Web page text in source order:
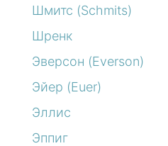
Шмитс (Schmits)
Шренк
Эверсон (Everson)
Эйер (Euer)
Эллис
Эппиг